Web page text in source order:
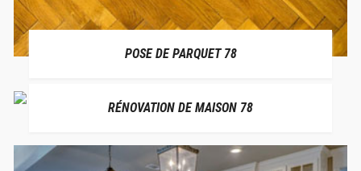
POSE DE PARQUET 78
RÉNOVATION DE MAISON 78